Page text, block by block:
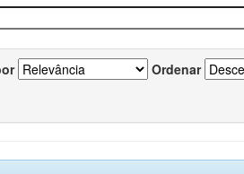
Ordenar